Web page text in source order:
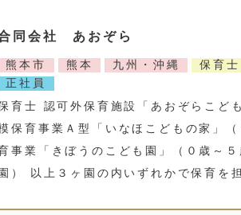
同会社 あおぞら
熊本市 熊本 九州・沖縄 保育士
正社員
育士 認可外保育施設「あおぞらこど
保育事業Ａ型「いなほこどもの家」
事業「きぼうのこども園」（０歳～
園） 以上３ヶ園の内いずれかで保育を